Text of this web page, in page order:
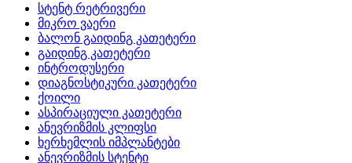
სტენტ რეტრივერი
მიკრო ვაერი
ბალონ გაიდინგ კათეტერი
გაიდინგ კათეტერი
ინტროდუსერი
დიაგნოსტიკური კათეტერი
ქოილი
ასპირაციული კათეტერი
ანევრიზმის კლიფსი
ხერხემლის იმპლანტები
ანევრიზმის სტენტი